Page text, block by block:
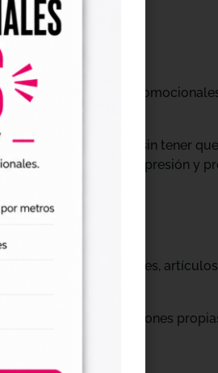
infantil, prendas
nuevas colecciones sin tener
en tu programa de impresión y
termos, cajas, envases,
y preparar producciones